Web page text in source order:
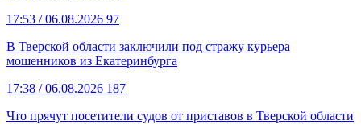
17:53 / 06.08.2026 97
В Тверской области заключили под стражу курьера
мошенников из Екатеринбурга
17:38 / 06.08.2026 187
Что прячут посетители судов от приставов в Тверской области